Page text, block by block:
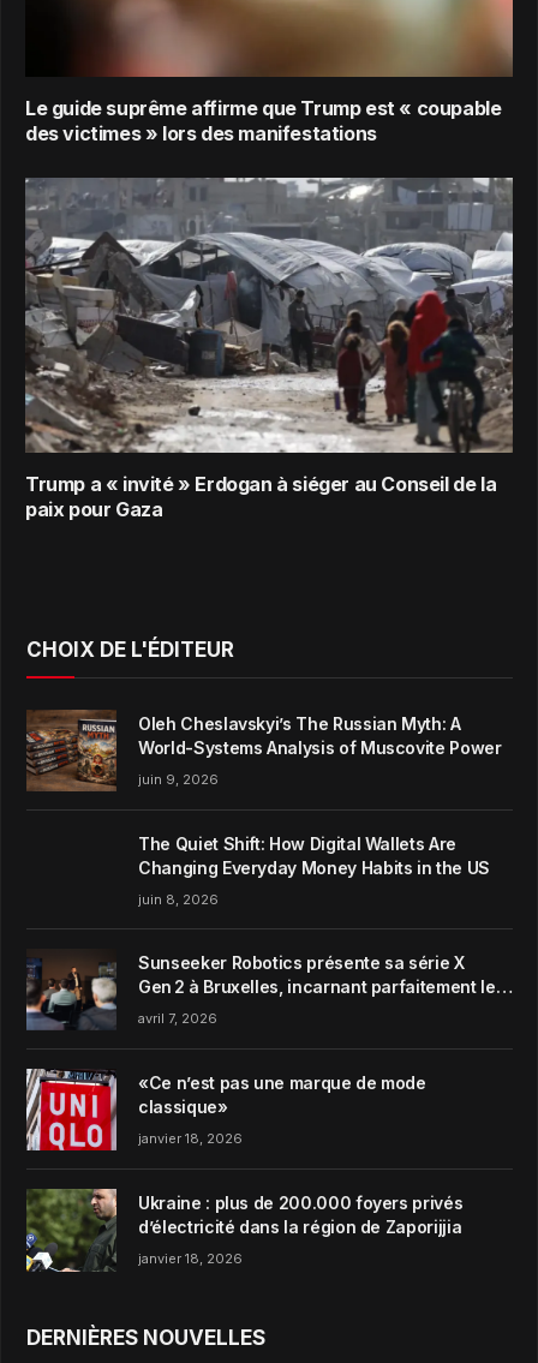
Le guide suprême affirme que Trump est « coupable
des victimes » lors des manifestations
Trump a « invité » Erdogan à siéger au Conseil de la
paix pour Gaza
CHOIX DE L'ÉDITEUR
Oleh Cheslavskyi’s The Russian Myth: A
World-Systems Analysis of Muscovite Power
juin 9, 2026
The Quiet Shift: How Digital Wallets Are
Changing Everyday Money Habits in the US
juin 8, 2026
Sunseeker Robotics présente sa série X
Gen 2 à Bruxelles, incarnant parfaitement le
concept de Garden Harmony de la marque
avril 7, 2026
«Ce n’est pas une marque de mode
classique»
janvier 18, 2026
Ukraine : plus de 200.000 foyers privés
d’électricité dans la région de Zaporijjia
janvier 18, 2026
DERNIÈRES NOUVELLES